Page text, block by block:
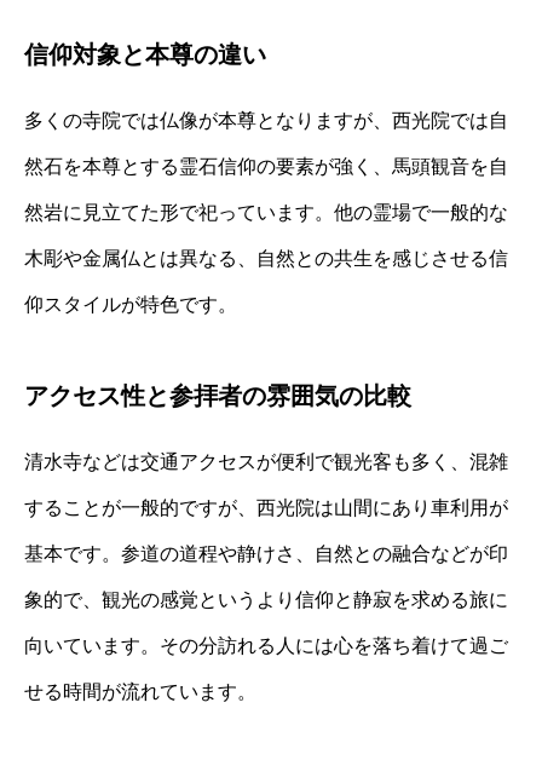
信仰対象と本尊の違い
多くの寺院では仏像が本尊となりますが、西光院では自
然石を本尊とする霊石信仰の要素が強く、馬頭観音を自
然岩に見立てた形で祀っています。他の霊場で一般的な
木彫や金属仏とは異なる、自然との共生を感じさせる信
仰スタイルが特色です。
アクセス性と参拝者の雰囲気の比較
清水寺などは交通アクセスが便利で観光客も多く、混雑
することが一般的ですが、西光院は山間にあり車利用が
基本です。参道の道程や静けさ、自然との融合などが印
象的で、観光の感覚というより信仰と静寂を求める旅に
向いています。その分訪れる人には心を落ち着けて過ご
せる時間が流れています。